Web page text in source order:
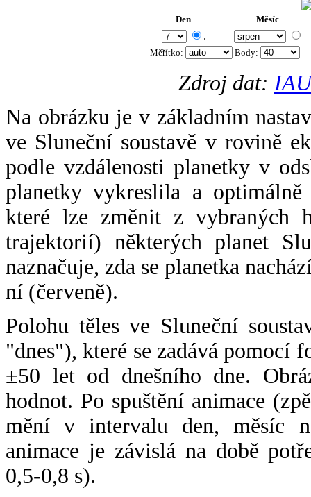
Den Měsíc
.
Měřítko: Body:
Zdroj dat:
Na obrázku je v základním
ve Sluneční soustavě v rovině
podle vzdálenosti planetky v
planetky vykreslila a
které lze změnit z vybraných
trajektorií) některých planet
naznačuje, zda se planetka
ní (červeně).
Polohu těles ve Sluneční
"dnes"), které se zadává pomocí
±50 let od dnešního dne.
hodnot. Po spuštění animace
mění v intervalu den, měsíc
animace je závislá na době
0,5-0,8 s).